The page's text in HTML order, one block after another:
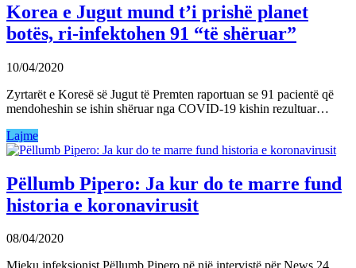
Korea e Jugut mund t’i prishë planet
botës, ri-infektohen 91 “të shëruar”
10/04/2020
Zyrtarët e Koresë së Jugut të Premten raportuan se 91 pacientë që
mendoheshin se ishin shëruar nga COVID-19 kishin rezultuar…
Lajme
Pëllumb Pipero: Ja kur do te marre fund
historia e koronavirusit
08/04/2020